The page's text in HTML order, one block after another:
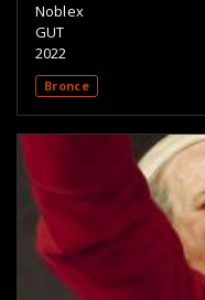
Noblex
GUT
2022
Bronce